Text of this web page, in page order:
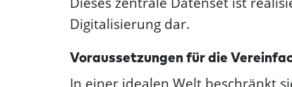
Digitalisierung dar.
Voraussetzungen für die